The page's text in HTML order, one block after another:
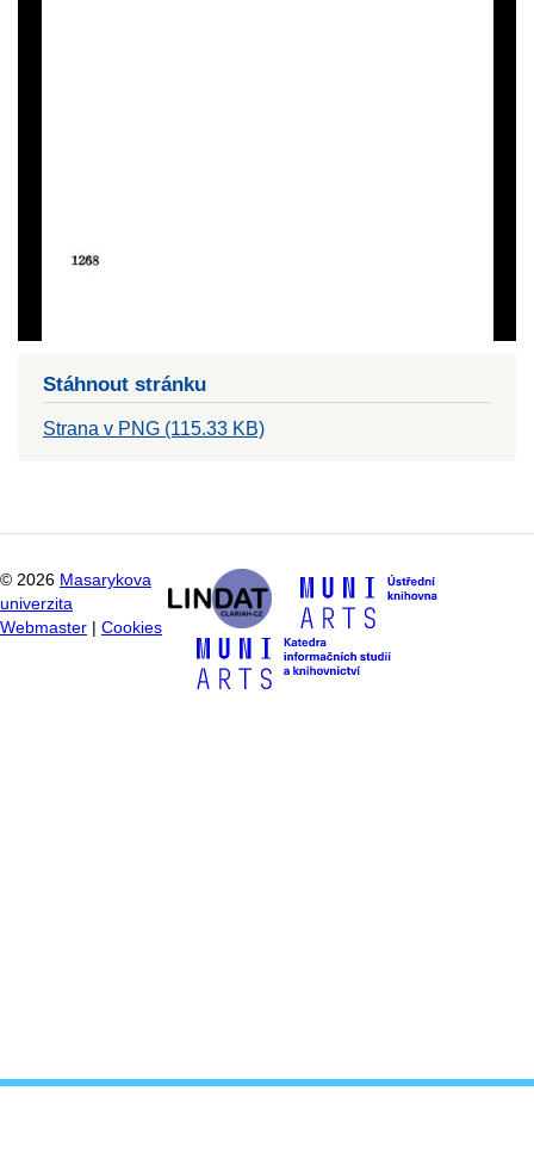
Stáhnout stránku
Strana v PNG (115.33 KB)
© 2026 Masarykova
univerzita
Webmaster
Cookies